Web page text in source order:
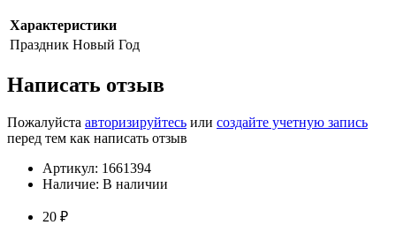
Характеристики
Праздник Новый Год
Написать отзыв
Пожалуйста авторизируйтесь или создайте учетную запись
перед тем как написать отзыв
Артикул: 1661394
Наличие: В наличии
20 ₽